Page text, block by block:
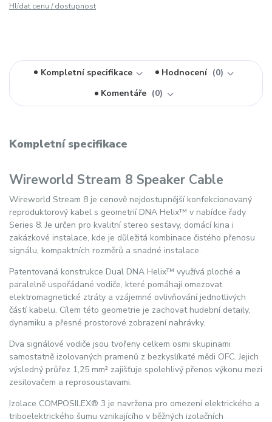
Hlídat cenu / dostupnost
Kompletní specifikace Hodnocení
0
Komentáře
0
Kompletní specifikace
Wireworld Stream 8 Speaker Cable
Wireworld Stream 8 je cenově nejdostupnější konfekcionovaný
reproduktorový kabel s geometrií DNA Helix™ v nabídce řady
Series 8. Je určen pro kvalitní stereo sestavy, domácí kina i
zakázkové instalace, kde je důležitá kombinace čistého přenosu
signálu, kompaktních rozměrů a snadné instalace.
Patentovaná konstrukce Dual DNA Helix™ využívá ploché a
paralelně uspořádané vodiče, které pomáhají omezovat
elektromagnetické ztráty a vzájemné ovlivňování jednotlivých
částí kabelu. Cílem této geometrie je zachovat hudební detaily,
dynamiku a přesné prostorové zobrazení nahrávky.
Dva signálové vodiče jsou tvořeny celkem osmi skupinami
samostatně izolovaných pramenů z bezkyslíkaté mědi OFC. Jejich
výsledný průřez 1,25 mm² zajišťuje spolehlivý přenos výkonu mezi
zesilovačem a reprosoustavami.
Izolace COMPOSILEX® 3 je navržena pro omezení elektrického a
triboelektrického šumu vznikajícího v běžných izolačních